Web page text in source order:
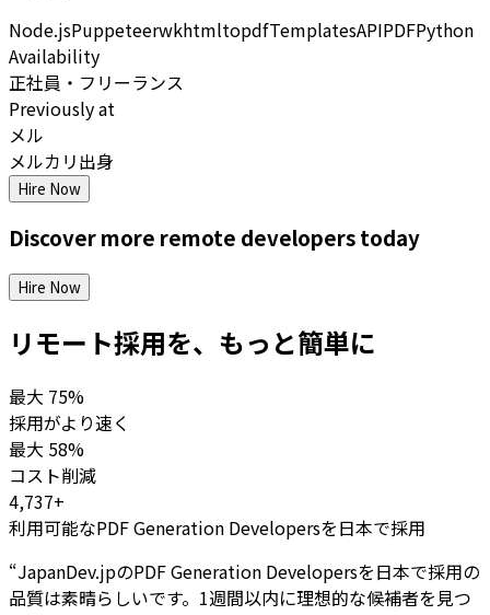
Node.jsPuppeteerwkhtmltopdfTemplatesAPIPDFPython
Availability
正社員・フリーランス
Previously at
メル
メルカリ出身
Hire Now
Discover more remote developerstoday
Hire Now
リモート採用を、もっと簡単に
最大 75%
採用がより速く
最大 58%
コスト削減
4,737+
利用可能なPDF Generation Developersを日本で採用
“JapanDev.jpのPDF Generation Developersを日本で採用の
品質は素晴らしいです。1週間以内に理想的な候補者を見つ